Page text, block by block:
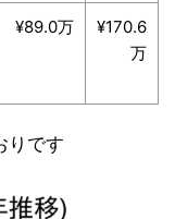
¥89.0万
¥170.6
万
りです